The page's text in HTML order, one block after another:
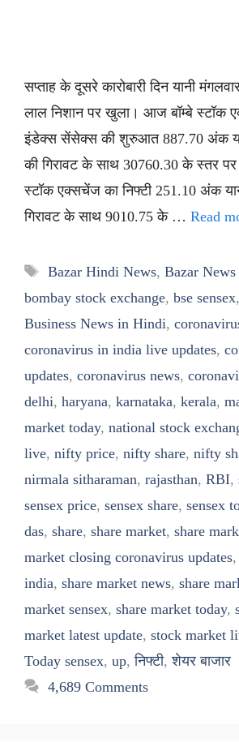
सप्ताह के दूसरे कारोबारी दिन यानी
लाल निशान पर खुला। आज बॉम्बे
इंडेक्स सेंसेक्स की शुरुआत 887.70 अंक
की गिरावट के साथ 30760.30 के स्तर
स्टॉक एक्सचेंज का निफ्टी 251.10 अंक
गिरावट के साथ 9010.75 के … Read
Tags
Bazar Hindi News, Bazar
bombay stock exchange, bse sensex,
Business News in Hindi,
coronavirus in india live updates,
updates, coronavirus news,
delhi, haryana, karnataka, kerala,
market today, national stock
live, nifty price, nifty share, nifty
nirmala sitharaman, rajasthan, RBI,
sensex price, sensex share, sensex
das, share, share market, share
market closing coronavirus updates,
india, share market news, share
market sensex, share market today,
market latest update, stock market
Today sensex, up,निफ्टी,शेयर बाजार
4,689 Comments